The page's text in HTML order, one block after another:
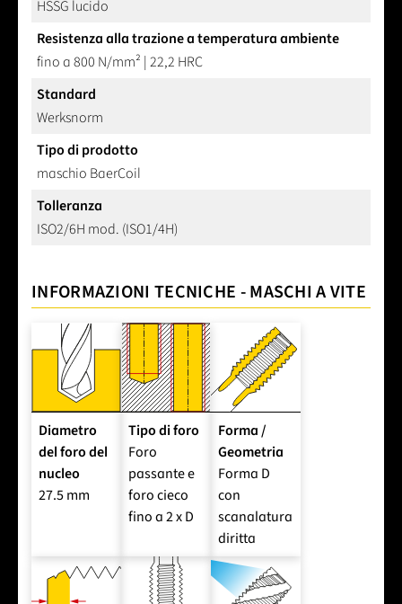
HSSG lucido
Resistenza alla trazione a temperatura ambiente
fino a 800 N/mm² | 22,2 HRC
Standard
Werksnorm
Tipo di prodotto
maschio BaerCoil
Tolleranza
ISO2/6H mod. (ISO1/4H)
INFORMAZIONI TECNICHE - MASCHI A VITE
Diametro
del foro del
nucleo
27.5 mm
Tipo di foro
Foro
passante e
foro cieco
fino a 2 x D
Forma /
Geometria
Forma D
con
scanalatura
diritta